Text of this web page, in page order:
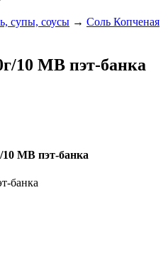
супы, соусы → Соль Копченая
10 МВ пэт-банка
10 МВ пэт-банка
банка